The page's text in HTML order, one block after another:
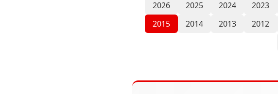
2026 2025 2024 2023
2015
2014 2013 2012